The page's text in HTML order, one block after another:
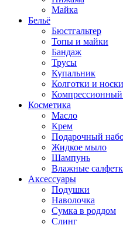
Майка
Бельё
Бюстгальтер
Топы и майки
Бандаж
Трусы
Купальник
Колготки и носки
Компрессионный
Косметика
Масло
Крем
Подарочный
Жидкое мыло
Шампунь
Влажные
Аксессуары
Подушки
Наволочка
Сумка в роддом
Cлинг